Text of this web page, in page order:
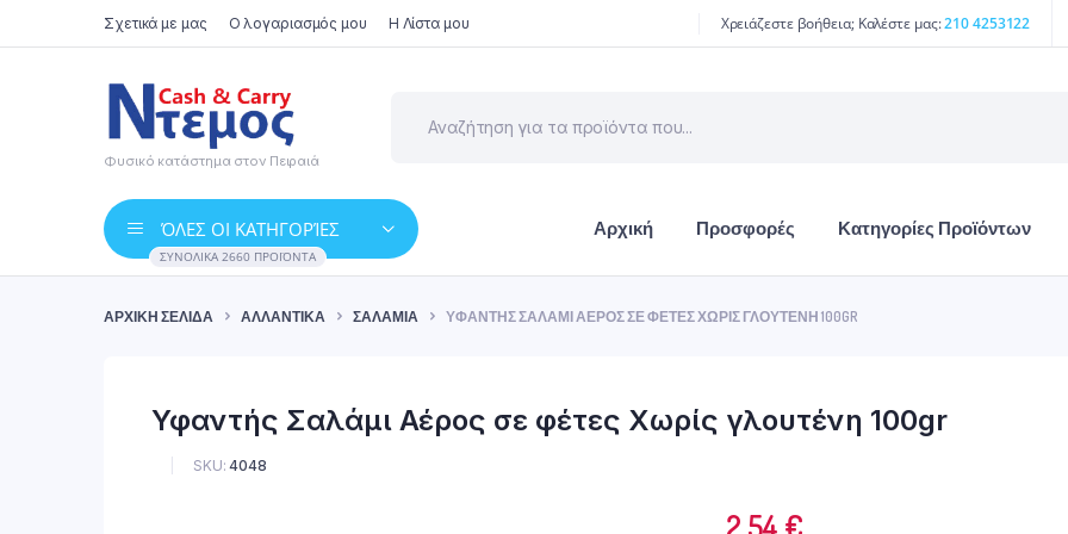
Σχετικά με μας Ο λογαριασμός μου Η Λίστα μου Χρειάζεστε βοήθεια; Καλέστε μας:210 4253122
Φυσικό κατάστημα στον Πειραιά
ΌΛΕΣ ΟΙ ΚΑΤΗΓΟΡΊΕΣ
ΣΥΝΟΛΙΚΆ 2660 ΠΡΟΪΌΝΤΑ
Αρχική Προσφορές Κατηγορίες Προϊόντων
ΑΡΧΙΚΉ ΣΕΛΊΔΑ ΑΛΛΑΝΤΙΚΆ ΣΑΛΆΜΙΑ ΥΦΑΝΤΉΣ ΣΑΛΆΜΙ ΑΈΡΟΣ ΣΕ ΦΈΤΕΣ ΧΩΡΊΣ ΓΛΟΥΤΈΝΗ 100GR
Υφαντής Σαλάμι Αέρος σε φέτες Χωρίς γλουτένη 100gr
SKU: 4048